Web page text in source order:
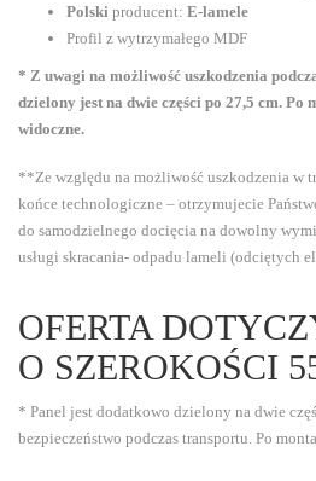
Polski producent: E-lamele
Profil z wytrzymałego MDF
* Z uwagi na możliwość uszkodzenia
dzielony jest na dwie części po 27,5 cm. Po
widoczne.
**Ze względu na możliwość uszkodzenia w
końce technologiczne – otrzymujecie
do samodzielnego docięcia na dowolny
usługi skracania- odpadu lameli (odciętych
OFERTA
O SZEROKOŚCI
* Panel jest dodatkowo dzielony na dwie
bezpieczeństwo podczas transportu. Po